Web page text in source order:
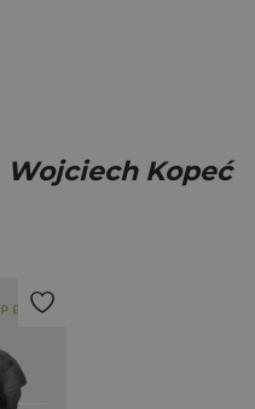
Wojciech Kopeć